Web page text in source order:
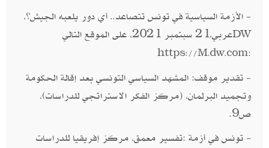
- الأزمة السياسية في تونس تتصاعد.. أي دور يلعبه الجيش؟،
DW
عربي،21 سبتمبر 2021، على الموقع التالي
:
https://M.dw.com
- تقدير موقف: المشهد السياسي التونسي بعد إقالة الحكومة
وتجميد البرلمان، (مركز الفكر الاستراتجي للدراسات)،
ص9.
- تونس في أزمة :تفسير معمق، مركز إفريقيا للدراسات